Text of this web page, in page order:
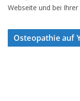
Webseite und bei
Osteopathie auf